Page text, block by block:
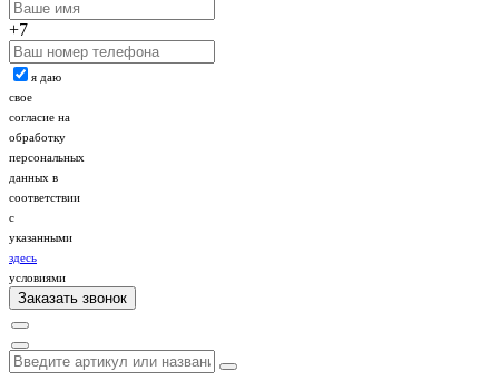
+7
я даю
свое
согласие на
обработку
персональных
данных в
соответствии
с
указанными
здесь
условиями